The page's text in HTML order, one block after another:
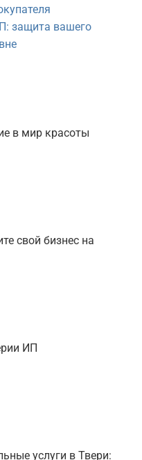
защита вашего
в мир красоты
свой бизнес на
ИП
услуги в Твери: